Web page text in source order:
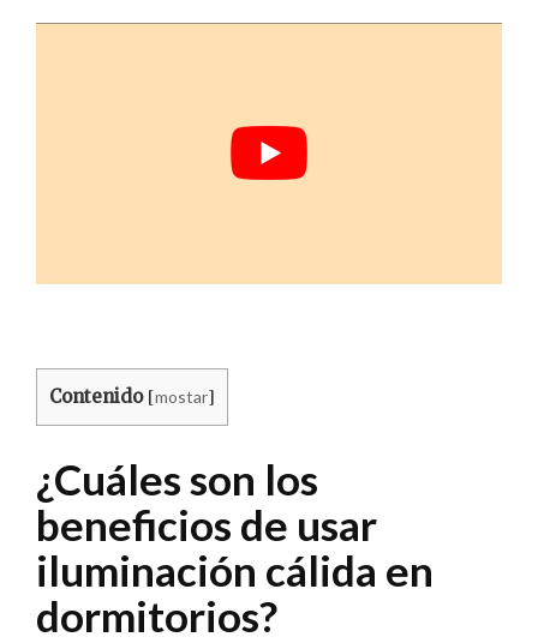
Contenido [mostar]
¿Cuáles son los
beneficios de usar
iluminación cálida en
dormitorios?